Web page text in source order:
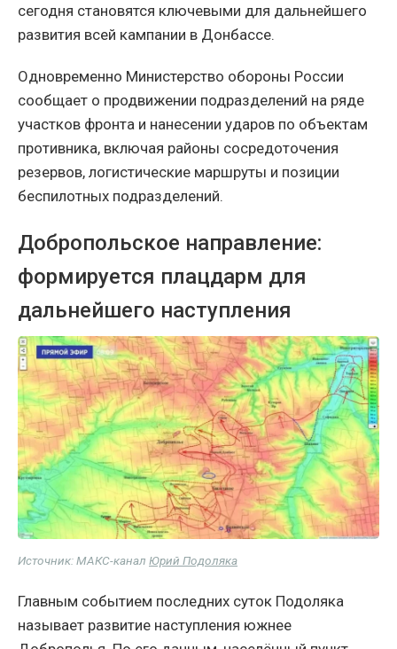
сегодня становятся ключевыми для дальнейшего
развития всей кампании в Донбассе.
Одновременно Министерство обороны России
сообщает о продвижении подразделений на ряде
участков фронта и нанесении ударов по объектам
противника, включая районы сосредоточения
резервов, логистические маршруты и позиции
беспилотных подразделений.
Добропольское направление:
формируется плацдарм для
дальнейшего наступления
Источник: МАКС-канал Юрий Подоляка
Главным событием последних суток Подоляка
называет развитие наступления южнее